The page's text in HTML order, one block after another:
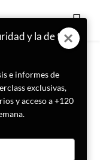
y la de tu
e informes de
exclusivas,
y acceso a +120